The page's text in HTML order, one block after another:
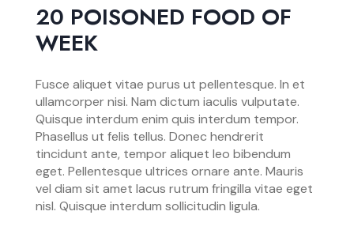
20 POISONED FOOD OF
WEEK
Fusce aliquet vitae purus ut pellentesque. In et
ullamcorper nisi. Nam dictum iaculis vulputate.
Quisque interdum enim quis interdum tempor.
Phasellus ut felis tellus. Donec hendrerit
tincidunt ante, tempor aliquet leo bibendum
eget. Pellentesque ultrices ornare ante. Mauris
vel diam sit amet lacus rutrum fringilla vitae eget
nisl. Quisque interdum sollicitudin ligula.